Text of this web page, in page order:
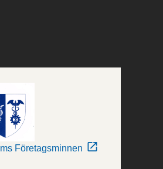
Företagsminnen